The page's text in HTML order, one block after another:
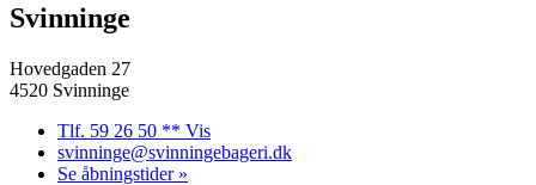
Svinninge
Hovedgaden 27
4520 Svinninge
Tlf. 59 26 50 ** Vis
svinninge@svinningebageri.dk
Se åbningstider »